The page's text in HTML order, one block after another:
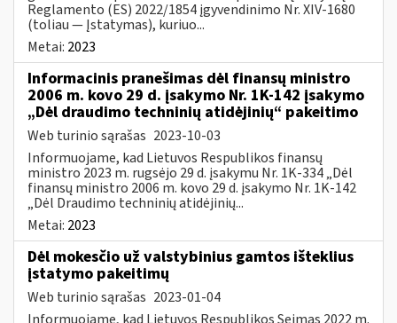
Reglamento (ES) 2022/1854 įgyvendinimo Nr. XIV-1680
(toliau — Įstatymas), kuriuo...
Metai: 2023
Informacinis pranešimas dėl finansų ministro
2006 m. kovo 29 d. įsakymo Nr. 1K-142 įsakymo
„Dėl draudimo techninių atidėjinių“ pakeitimo
Web turinio sąrašas 2023-10-03
Informuojame, kad Lietuvos Respublikos finansų
ministro 2023 m. rugsėjo 29 d. įsakymu Nr. 1K-334 „Dėl
finansų ministro 2006 m. kovo 29 d. įsakymo Nr. 1K-142
„Dėl Draudimo techninių atidėjinių...
Metai: 2023
Dėl mokesčio už valstybinius gamtos išteklius
įstatymo pakeitimų
Web turinio sąrašas 2023-01-04
Informuojame, kad Lietuvos Respublikos Seimas 2022 m.